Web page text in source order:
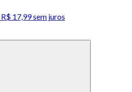
R$ 17,99sem juros